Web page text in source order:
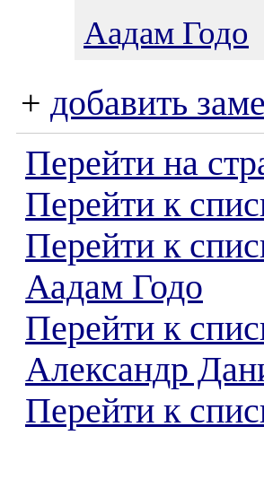
Аадам Годо
+ добавить
Перейти на
Перейти к
Перейти к
Аадам Годо
Перейти к
Александр
Перейти к